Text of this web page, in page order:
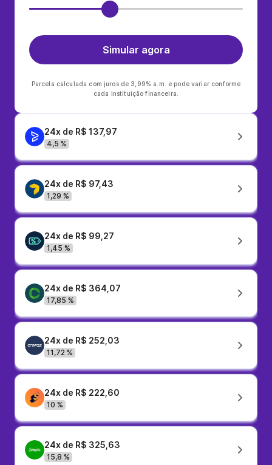
Simular agora
Parcela calculada com juros de 3,99% a.m. e pode variar conforme
cada instituição financeira.
24x de R$ 137,97
4,5 %
24x de R$ 97,43
1,29 %
24x de R$ 99,27
1,45 %
24x de R$ 364,07
17,85 %
24x de R$ 252,03
11,72 %
24x de R$ 222,60
10 %
24x de R$ 325,63
15,8 %